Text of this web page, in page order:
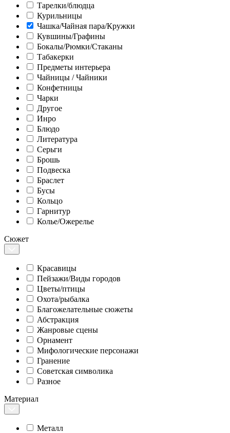
Тарелки/блюдца
Курильницы
Чашка/Чайная пара/Кружки
Кувшины/Графины
Бокалы/Рюмки/Стаканы
Табакерки
Предметы интерьера
Чайницы / Чайники
Конфетницы
Чарки
Другое
Инро
Блюдо
Литература
Серьги
Брошь
Подвеска
Браслет
Бусы
Кольцо
Гарнитур
Колье/Ожерелье
Сюжет
Красавицы
Пейзажи/Виды городов
Цветы/птицы
Охота/рыбалка
Благожелательные сюжеты
Абстракция
Жанровые сцены
Орнамент
Мифологические персонажи
Гранение
Советская символика
Разное
Материал
Металл